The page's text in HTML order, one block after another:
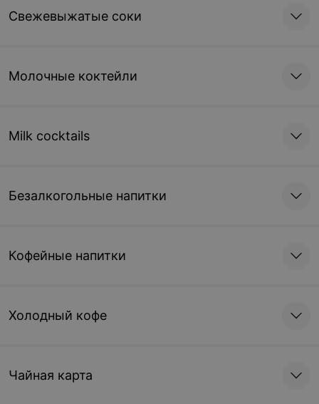
Свежевыжатые соки
Молочные коктейли
Milk cocktails
Безалкогольные напитки
Кофейные напитки
Холодный кофе
Чайная карта